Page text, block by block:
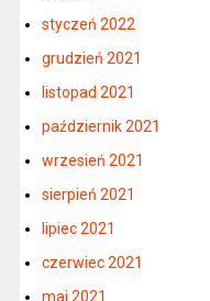
styczeń 2022
grudzień 2021
listopad 2021
październik 2021
wrzesień 2021
sierpień 2021
lipiec 2021
czerwiec 2021
maj 2021